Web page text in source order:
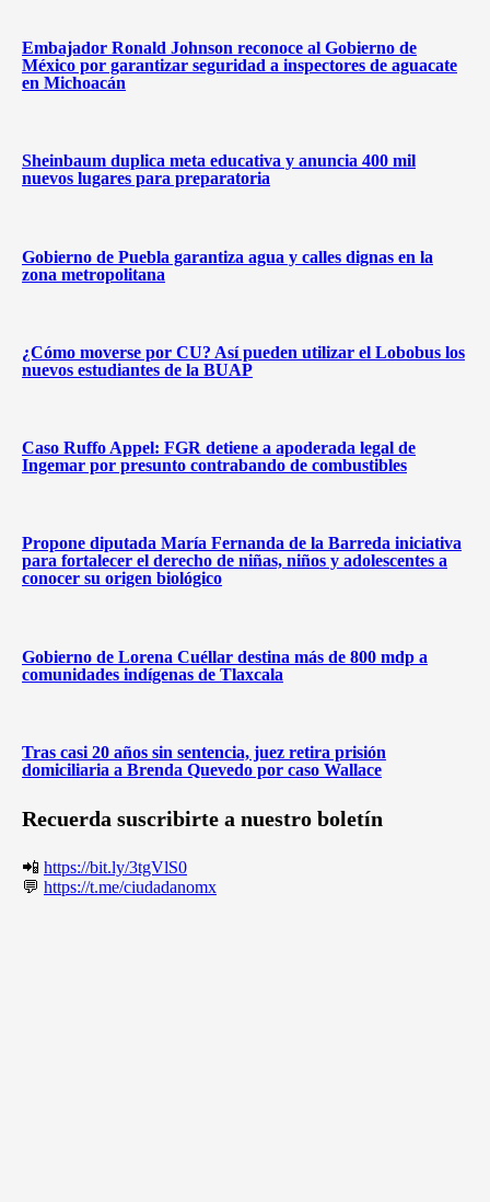
Embajador Ronald Johnson reconoce al Gobierno de
México por garantizar seguridad a inspectores de aguacate
en Michoacán
Sheinbaum duplica meta educativa y anuncia 400 mil
nuevos lugares para preparatoria
Gobierno de Puebla garantiza agua y calles dignas en la
zona metropolitana
¿Cómo moverse por CU? Así pueden utilizar el Lobobus los
nuevos estudiantes de la BUAP
Caso Ruffo Appel: FGR detiene a apoderada legal de
Ingemar por presunto contrabando de combustibles
Propone diputada María Fernanda de la Barreda iniciativa
para fortalecer el derecho de niñas, niños y adolescentes a
conocer su origen biológico
Gobierno de Lorena Cuéllar destina más de 800 mdp a
comunidades indígenas de Tlaxcala
Tras casi 20 años sin sentencia, juez retira prisión
domiciliaria a Brenda Quevedo por caso Wallace
Recuerda suscribirte a nuestro boletín
📲 https://bit.ly/3tgVlS0
💬 https://t.me/ciudadanomx